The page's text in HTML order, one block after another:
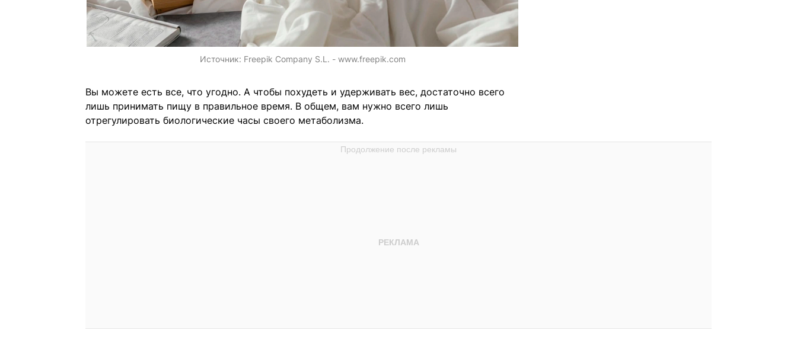
Источник: Freepik Company S.L. - www.freepik.com
Вы можете есть все, что угодно. А чтобы похудеть и удерживать вес, достаточно всего
лишь принимать пищу в правильное время. В общем, вам нужно всего лишь
отрегулировать биологические часы своего метаболизма.